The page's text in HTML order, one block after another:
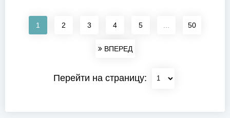
1 2 3 4 5 50
ВПЕРЕД
Перейти на страницу: